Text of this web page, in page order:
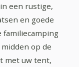
een rustige,
en goede
familiecamping
op de
met uw tent,